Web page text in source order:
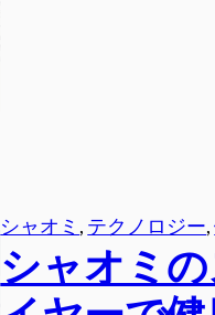
シャオミ , テクノロジー,
シャオミ